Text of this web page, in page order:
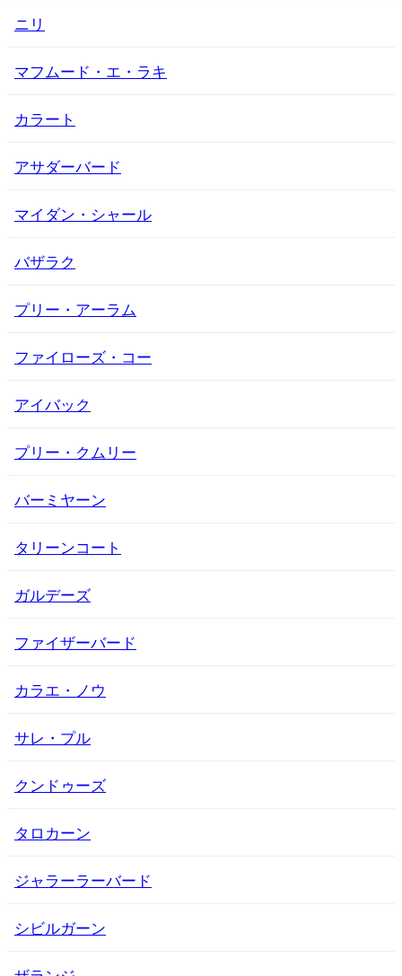
ニリ
マフムード・エ・ラキ
カラート
アサダーバード
マイダン・シャール
バザラク
プリー・アーラム
ファイローズ・コー
アイバック
プリー・クムリー
バーミヤーン
タリーンコート
ガルデーズ
ファイザーバード
カラエ・ノウ
サレ・プル
クンドゥーズ
タロカーン
ジャラーラーバード
シビルガーン